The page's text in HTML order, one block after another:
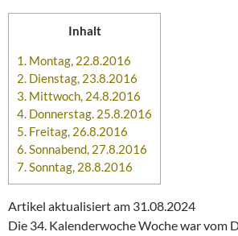
Inhalt
1. Montag, 22.8.2016
2. Dienstag, 23.8.2016
3. Mittwoch, 24.8.2016
4. Donnerstag. 25.8.2016
5. Freitag, 26.8.2016
6.Sonnabend, 27.8.2016
7.Sonntag, 28.8.2016
Artikel aktualisiert am 31.08.2024
Die 34. Kalenderwoche Woche war vom